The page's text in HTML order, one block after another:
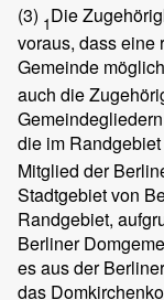
(3) 1Die
voraus, dass eine
Gemeinde
auch die
die im
Mitglied der
Stadtgebiet von
Randgebiet,
Berliner
es aus der
das